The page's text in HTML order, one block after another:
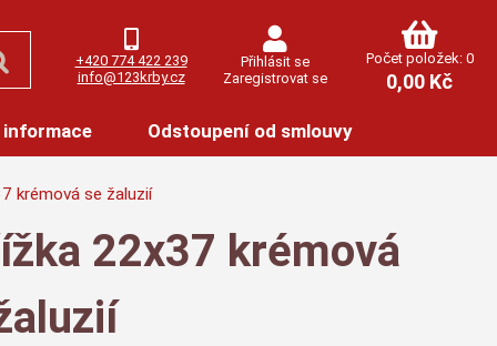
+420 774 422 239
info@123krby.cz
Přihlásit se
Zaregistrovat se
Počet položek: 0
0,00 Kč
Odstoupení od smlouvy
krémová se žaluzií
22x37 krémová